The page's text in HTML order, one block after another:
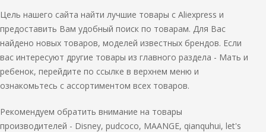
Цель нашего сайта найти лучшие товары с Aliexpress и
предоставить Вам удобный поиск по товарам. Для Вас
найдено новых товаров, моделей известных брендов. Если
вас интересуют другие товары из главного раздела - Мать и
ребенок, перейдите по ссылке в верхнем меню и
ознакомьтесь с ассортиментом всех товаров.
Рекомендуем обратить внимание на товары
производителей - Disney, pudcoco, MAANGE, qianquhui, let's